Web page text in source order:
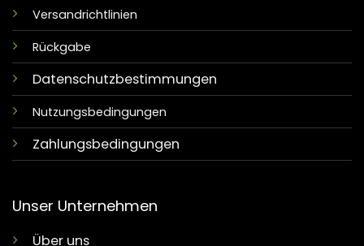
Versandrichtlinien
Rückgabe
Datenschutzbestimmungen
Nutzungsbedingungen
Zahlungsbedingungen
Unser Unternehmen
Über uns